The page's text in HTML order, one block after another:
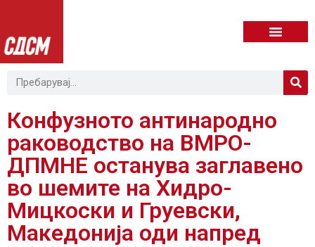
Конфузното антинародно
раководство на ВМРО-
ДПМНЕ останува заглавено
во шемите на Хидро-
Мицкоски и Груевски,
Македонија оди напред